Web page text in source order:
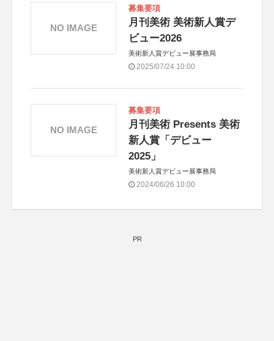
募集要項
月刊美術 美術新人賞デ
ビュー2026
美術新人賞デビュー展事務局
2025/07/24 10:00
NO IMAGE
募集要項
月刊美術 Presents 美術
新人賞「デビュー
2025」
美術新人賞デビュー展事務局
2024/06/26 10:00
NO IMAGE
PR